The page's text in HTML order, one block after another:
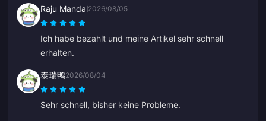
Raju Mandal2026/08/05
Ich habe bezahlt und meine Artikel sehr schnell
erhalten.
泰瑞鸭2026/08/04
Sehr schnell, bisher keine Probleme.